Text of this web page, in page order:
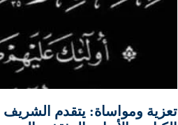
تعزية ومواساة: يتقدم